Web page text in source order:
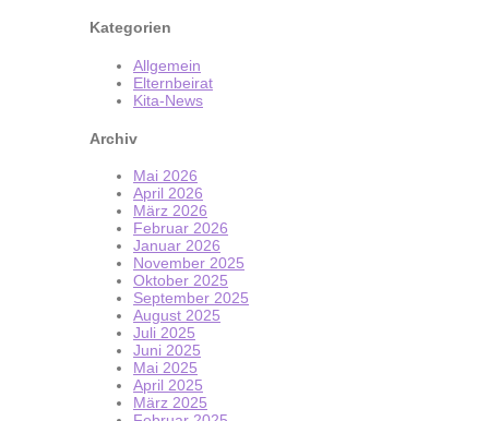
Kategorien
Allgemein
Elternbeirat
Kita-News
Archiv
Mai 2026
April 2026
März 2026
Februar 2026
Januar 2026
November 2025
Oktober 2025
September 2025
August 2025
Juli 2025
Juni 2025
Mai 2025
April 2025
März 2025